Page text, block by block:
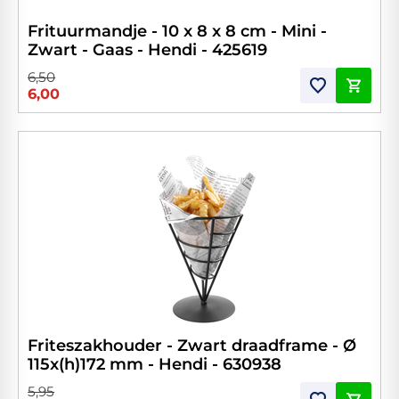
Frituurmandje - 10 x 8 x 8 cm - Mini -
Zwart - Gaas - Hendi - 425619
6,50
6,00
Friteszakhouder - Zwart draadframe - Ø
115x(h)172 mm - Hendi - 630938
5,95